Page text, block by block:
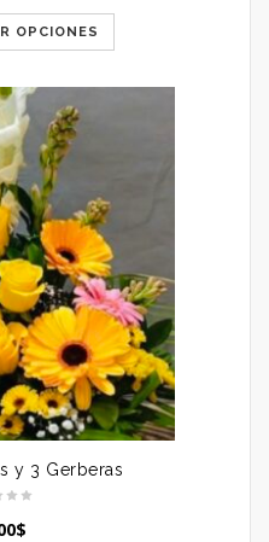
OPCIONES
y 3 Gerberas
$